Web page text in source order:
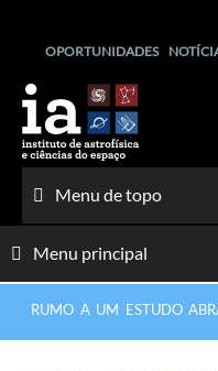
conteúdo
OPORTUNIDADES
Menu de topo
Menu principal
RUMO A UM ESTUDO